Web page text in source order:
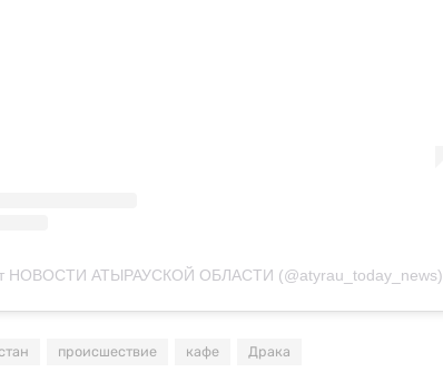
НОВОСТИ АТЫРАУСКОЙ ОБЛАСТИ (@atyrau_today_news)
происшествие кафе Драка